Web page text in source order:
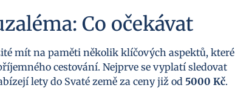
Co očekávat
mít na paměti několik klíčových aspektů, které
cestování. Nejprve se vyplatí sledovat
lety do Svaté země za ceny již od 5000 Kč.